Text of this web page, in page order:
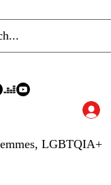
LGBTQIA+